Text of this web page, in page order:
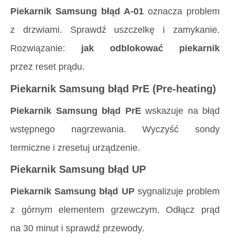
Piekarnik Samsung błąd A-01 oznacza problem
z drzwiami. Sprawdź uszczelkę i zamykanie.
Rozwiązanie: jak odblokować piekarnik
przez reset prądu.
Piekarnik Samsung błąd PrE (Pre-heating)
Piekarnik Samsung błąd PrEwskazuje na błąd
wstępnego nagrzewania. Wyczyść sondy
termiczne i zresetuj urządzenie.
Piekarnik Samsung błąd UP
Piekarnik Samsung błąd UPsygnalizuje problem
z górnym elementem grzewczym. Odłącz prąd
na 30 minut i sprawdź przewody.